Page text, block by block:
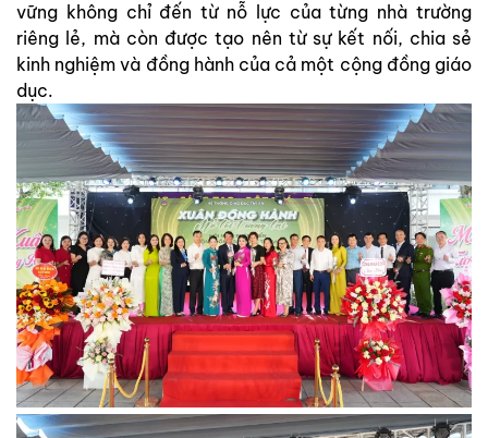
vững không chỉ đến từ nỗ lực của từng nhà trường
riêng lẻ, mà còn được tạo nên từ sự kết nối, chia sẻ
kinh nghiệm và đồng hành của cả một cộng đồng giáo
dục.